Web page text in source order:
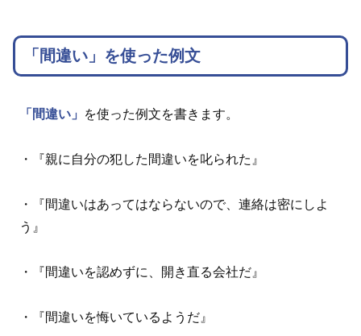
「間違い」を使った例文
「間違い」 を使った例文を書きます。
・『親に自分の犯した間違いを叱られた』
・『間違いはあってはならないので、連絡は密にしよ
う』
・『間違いを認めずに、開き直る会社だ』
・『間違いを悔いているようだ』